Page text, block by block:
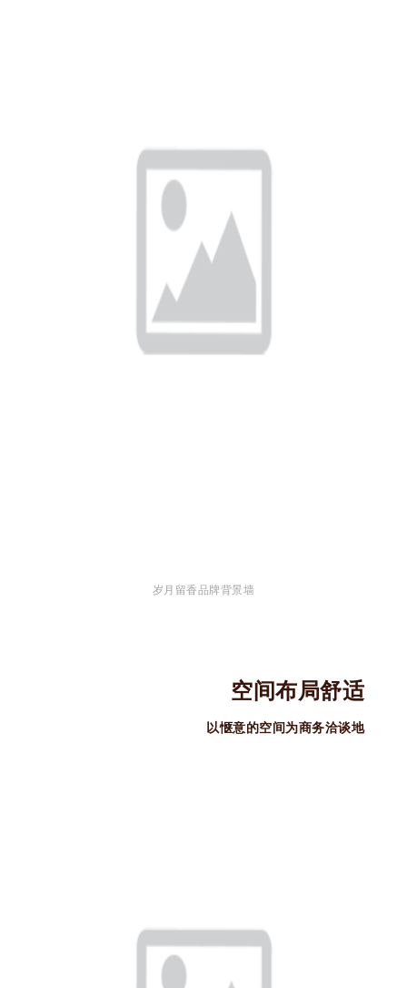
岁月留香品牌背景墙
空间布局舒适
以惬意的空间为商务洽谈地